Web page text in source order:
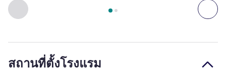
ก่อนหน้า - ห้องพัก ถั
หน้า1 , ห้องพัก 1 : Superior room with double Sweet
สถานที่ตั้งโรงแรม